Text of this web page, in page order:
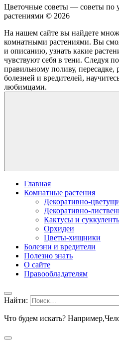
Цветочные советы — советы по
растениями © 2026
На нашем сайте вы найдете
комнатными растениями. Вы
и описанию, узнать какие
чувствуют себя в тени. Следуя
правильному поливу,
болезней и вредителей,
любимцами.
Главная
Комнатные растения
Декоративно-
Декоративно-
Кактусы и
Орхидеи
Цветы-хищники
Болезни и вредители
Полезно знать
О сайте
Правообладателям
Найти:
Что будем искать? Например,